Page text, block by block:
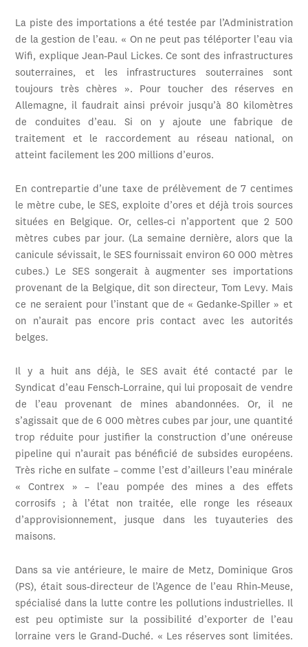
La piste des importations a été testée par l’Administration
de la gestion de l’eau. « On ne peut pas téléporter l’eau via
Wifi, explique Jean-Paul Lickes. Ce sont des infrastructures
souterraines, et les infrastructures souterraines sont
toujours très chères ». Pour toucher des réserves en
Allemagne, il faudrait ainsi prévoir jusqu’à 80 kilomètres
de conduites d’eau. Si on y ajoute une fabrique de
traitement et le raccordement au réseau national, on
atteint facilement les 200 millions d’euros.
En contrepartie d’une taxe de prélèvement de 7 centimes
le mètre cube, le SES, exploite d’ores et déjà trois sources
situées en Belgique. Or, celles-ci n’apportent que 2 500
mètres cubes par jour. (La semaine dernière, alors que la
canicule sévissait, le SES fournissait environ 60 000 mètres
cubes.) Le SES songerait à augmenter ses importations
provenant de la Belgique, dit son directeur, Tom Levy. Mais
ce ne seraient pour l’instant que de « Gedanke-Spiller » et
on n’aurait pas encore pris contact avec les autorités
belges.
Il y a huit ans déjà, le SES avait été contacté par le
Syndicat d’eau Fensch-Lorraine, qui lui proposait de vendre
de l’eau provenant de mines abandonnées. Or, il ne
s’agissait que de 6 000 mètres cubes par jour, une quantité
trop réduite pour justifier la construction d’une onéreuse
pipeline qui n’aurait pas bénéficié de subsides européens.
Très riche en sulfate – comme l’est d’ailleurs l’eau minérale
« Contrex » – l’eau pompée des mines a des effets
corrosifs ; à l’état non traitée, elle ronge les réseaux
d’approvisionnement, jusque dans les tuyauteries des
maisons.
Dans sa vie antérieure, le maire de Metz, Dominique Gros
(PS), était sous-directeur de l’Agence de l’eau Rhin-Meuse,
spécialisé dans la lutte contre les pollutions industrielles. Il
est peu optimiste sur la possibilité d’exporter de l’eau
lorraine vers le Grand-Duché. « Les réserves sont limitées.